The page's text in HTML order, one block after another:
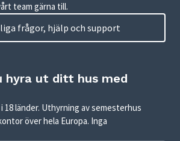
team gärna till.
frågor, hjälp och support
hyra ut ditt hus med
18 länder. Uthyrning av semesterhus
över hela Europa. Inga